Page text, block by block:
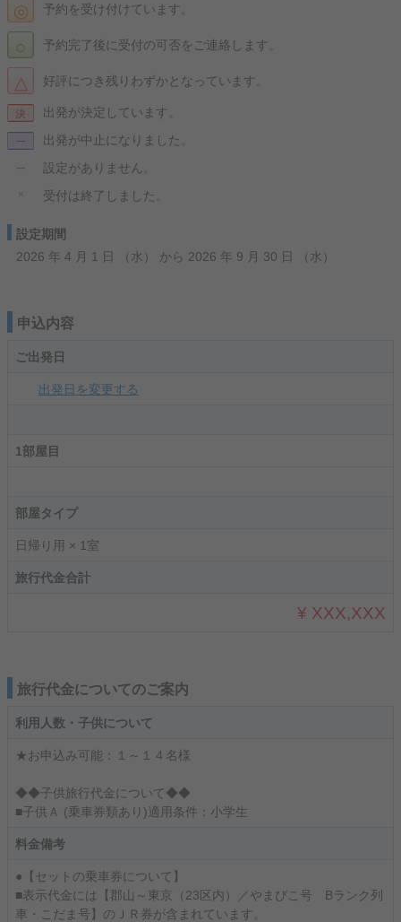
◎ 予約を受け付けています。
決 出発が決定しています。
○ 予約完了後に受付の可否をご連絡します。
ー 出発が中止になりました。
△ 好評につき残りわずかとなっています。
ー 設定がありません。
× 受付は終了しました。
設定期間
2026 年 4 月 1 日 （水） から 2026 年 9 月 30 日 （水）
申込内容
ご出発日
出発日を変更する
1部屋目
部屋タイプ
日帰り用 × 1室
旅行代金合計
¥ XXX,XXX
旅行代金についてのご案内
利用人数・子供について
★お申込み可能：１～１４名様
◆◆子供旅行代金について◆◆
■子供Ａ (乗車券類あり)適用条件：小学生
料金備考
●【セットの乗車券について】
■表示代金には【郡山～東京（23区内）／やまびこ号 Bランク列
車・こだま号】のＪＲ券が含まれています。